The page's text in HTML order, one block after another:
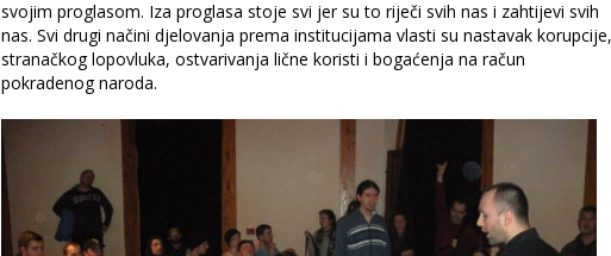
svojim proglasom. Iza proglasa stoje svi jer su to riječi svih nas i zahtijevi svih
nas. Svi drugi načini djelovanja prema institucijama vlasti su nastavak korupcije,
stranačkog lopovluka, ostvarivanja lične koristi i bogaćenja na račun
pokradenog naroda.